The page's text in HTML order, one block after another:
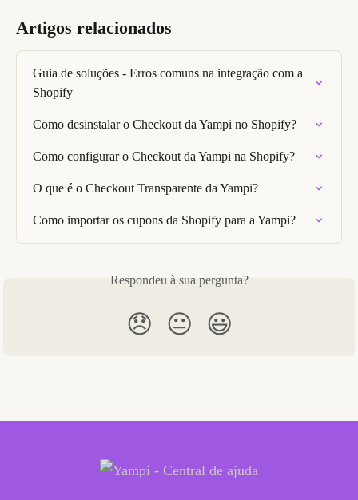
Artigos relacionados
Guia de soluções - Erros comuns na integração com a
Shopify
Como desinstalar o Checkout da Yampi no Shopify?
Como configurar o Checkout da Yampi na Shopify?
O que é o Checkout Transparente da Yampi?
Como importar os cupons da Shopify para a Yampi?
Respondeu à sua pergunta?
😞 😐 😃